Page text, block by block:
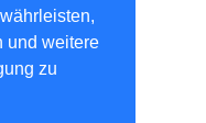
und weitere
zu